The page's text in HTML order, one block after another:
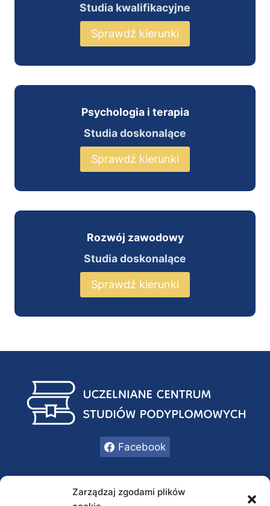
Zarządzaj zgodami plików
Studia kwalifikacyjne
Sprawdź kierunki
Psychologia i terapia
Studia doskonalące
Sprawdź kierunki
Rozwój zawodowy
Studia doskonalące
Sprawdź kierunki
Facebook